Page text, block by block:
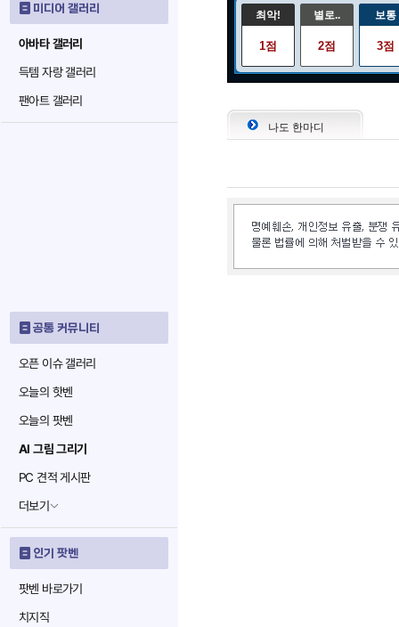
미디어 갤러리
아바타 갤러리
득템 자랑 갤러리
팬아트 갤러리
공통 커뮤니티
오픈 이슈 갤러리
오늘의 핫벤
오늘의 팟벤
AI 그림 그리기
PC 견적 게시판
더보기
인기 팟벤
팟벤 바로가기
치지직
최악!
1점
별로..
2점
보통
3점
나도 한마디